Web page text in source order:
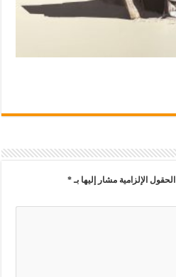
الحقول الإلزامية مشار إليها بـ*